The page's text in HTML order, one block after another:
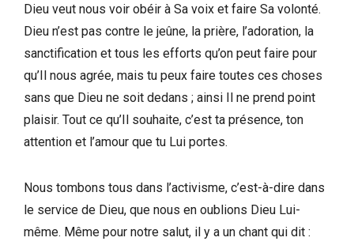
Dieu veut nous voir obéir à Sa voix et faire Sa volonté.
Dieu n’est pas contre le jeûne, la prière, l’adoration, la
sanctification et tous les efforts qu’on peut faire pour
qu’Il nous agrée, mais tu peux faire toutes ces choses
sans que Dieu ne soit dedans ; ainsi Il ne prend point
plaisir. Tout ce qu’Il souhaite, c’est ta présence, ton
attention et l’amour que tu Lui portes.
Nous tombons tous dans l’activisme, c’est-à-dire dans
le service de Dieu, que nous en oublions Dieu Lui-
même. Même pour notre salut, il y a un chant qui dit :